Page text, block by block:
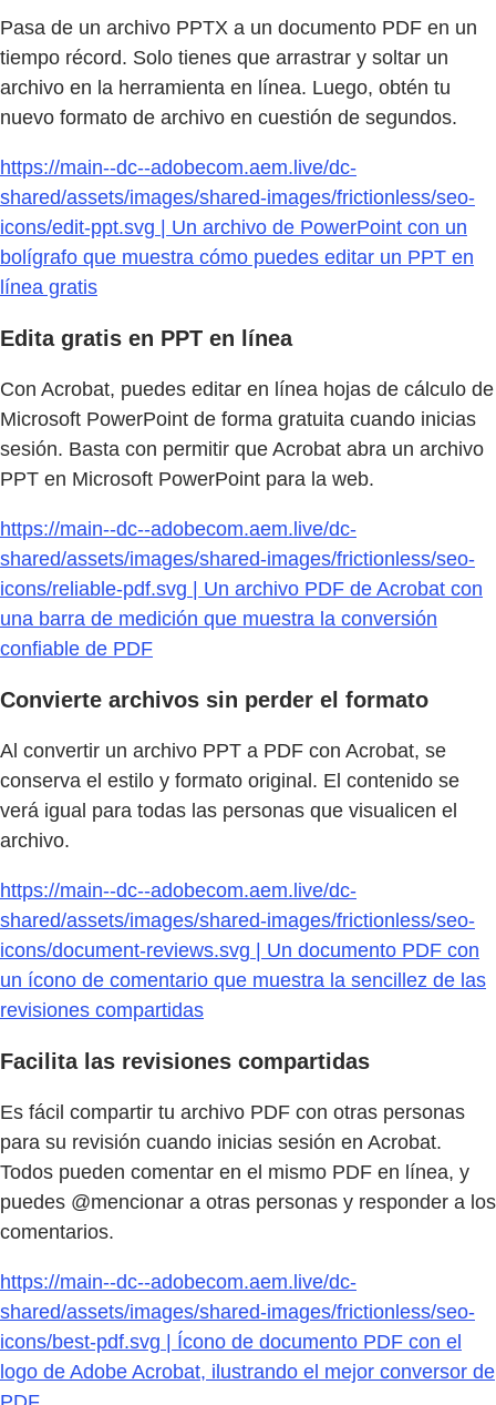
Pasa de un archivo PPTX a un documento PDF en un
tiempo récord. Solo tienes que arrastrar y soltar un
archivo en la herramienta en línea. Luego, obtén tu
nuevo formato de archivo en cuestión de segundos.
https://main--dc--adobecom.aem.live/dc-
shared/assets/images/shared-images/frictionless/seo-
icons/edit-ppt.svg | Un archivo de PowerPoint con un
bolígrafo que muestra cómo puedes editar un PPT en
línea gratis
Edita gratis en PPT en línea
Con Acrobat, puedes editar en línea hojas de cálculo de
Microsoft PowerPoint de forma gratuita cuando inicias
sesión. Basta con permitir que Acrobat abra un archivo
PPT en Microsoft PowerPoint para la web.
https://main--dc--adobecom.aem.live/dc-
shared/assets/images/shared-images/frictionless/seo-
icons/reliable-pdf.svg | Un archivo PDF de Acrobat con
una barra de medición que muestra la conversión
confiable de PDF
Convierte archivos sin perder el formato
Al convertir un archivo PPT a PDF con Acrobat, se
conserva el estilo y formato original. El contenido se
verá igual para todas las personas que visualicen el
archivo.
https://main--dc--adobecom.aem.live/dc-
shared/assets/images/shared-images/frictionless/seo-
icons/document-reviews.svg | Un documento PDF con
un ícono de comentario que muestra la sencillez de las
revisiones compartidas
Facilita las revisiones compartidas
Es fácil compartir tu archivo PDF con otras personas
para su revisión cuando inicias sesión en Acrobat.
Todos pueden comentar en el mismo PDF en línea, y
puedes @mencionar a otras personas y responder a los
comentarios.
https://main--dc--adobecom.aem.live/dc-
shared/assets/images/shared-images/frictionless/seo-
icons/best-pdf.svg | Ícono de documento PDF con el
logo de Adobe Acrobat, ilustrando el mejor conversor de